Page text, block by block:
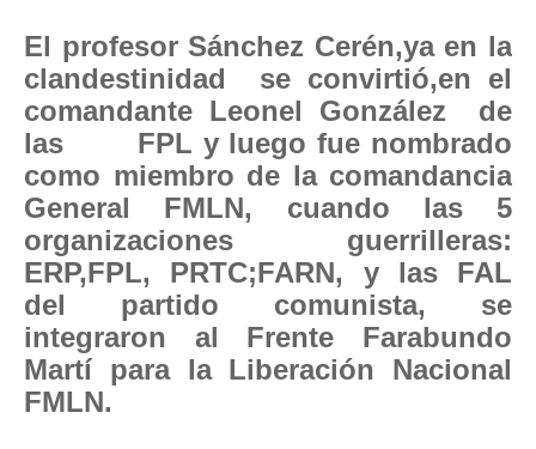
El profesor Sánchez Cerén,ya en la
clandestinidad se convirtió,en el
comandante Leonel González de
las FPL y luegofue nombrado
como miembro de la comandancia
General FMLN, cuando las 5
organizaciones guerrilleras:
ERP,FPL, PRTC;FARN, y las FAL
del partido comunista, se
integraron al Frente Farabundo
Martí para la Liberación Nacional
FMLN.